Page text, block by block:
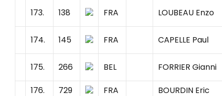
173. 138 FRA LOUBEAU Enzo
174. 145 FRA CAPELLE Paul
175. 266 BEL FORRIER Gianni
176. 729 FRA
BOURDIN Eric